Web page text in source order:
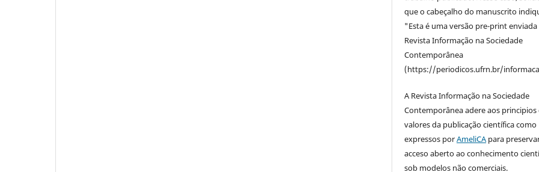
que o cabeçalho do manuscrito
"Esta é uma versão pre-print enviada
Revista Informação na Sociedade
Contemporânea
(https://periodicos.ufrn.br/
A Revista Informação na Sociedade
Contemporânea adere aos principios
valores da publicação científica como
expressos porAmeliCApara
acceso aberto ao conhecimento
sob modelos não comerciais.